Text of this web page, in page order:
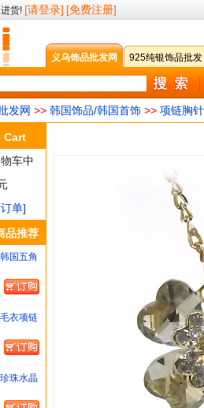
货! [请登录] [免费注册]
义乌饰品批发网 925纯银饰品批发
发网 >> 韩国饰品/韩国首饰 >> 项链胸
Cart
车中
单]
品推荐
国五角
]
衣项链
国明
珠水晶
星]